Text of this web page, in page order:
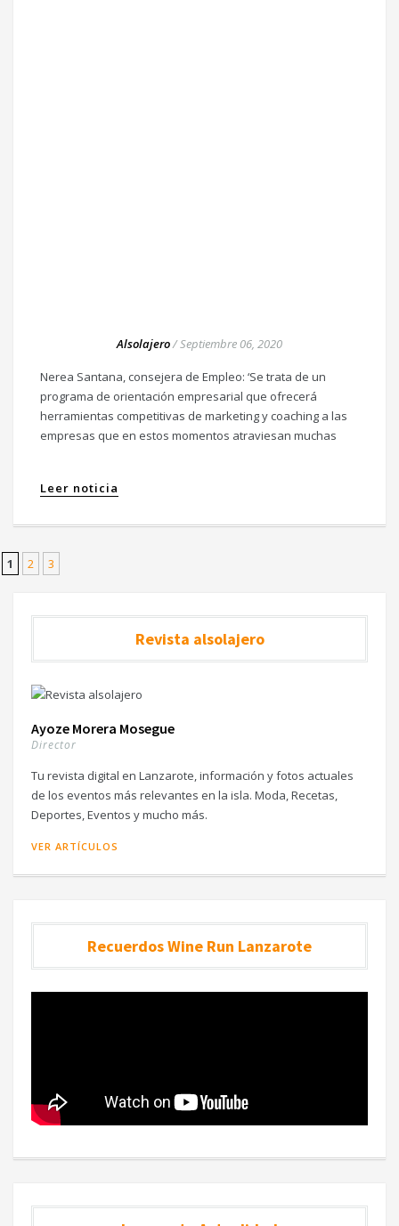
Alsolajero/Septiembre 06, 2020
Nerea Santana, consejera de Empleo: ‘Se trata de un
programa de orientación empresarial que ofrecerá
herramientas competitivas de marketing y coaching a las
empresas que en estos momentos atraviesan muchas
Leer noticia
1 2 3
Revista alsolajero
Ayoze Morera Mosegue
Director
Tu revista digital en Lanzarote, información y fotos actuales
de los eventos más relevantes en la isla. Moda, Recetas,
Deportes, Eventos y mucho más.
VER ARTÍCULOS
Recuerdos Wine Run Lanzarote